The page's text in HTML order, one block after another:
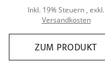
Inkl. 19% Steuern , exkl.
Versandkosten
ZUM PRODUKT